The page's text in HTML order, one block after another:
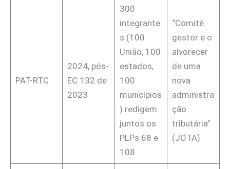
PAT-RTC
2024, pós-
EC 132 de
2023
300
integrante
s (100
União, 100
estados,
100
municípios
) redigem
juntos os
PLPs 68 e
108
“Comitê
gestor e o
alvorecer
de uma
nova
administra
ção
tributária”
(JOTA)